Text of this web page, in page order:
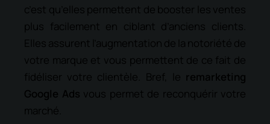
c’est qu’elles permettent de booster les ventes
plus facilement en ciblant d’anciens clients.
Elles assurent l’augmentation de la notoriété de
votre marque et vous permettent de ce fait de
fidéliser votre clientèle. Bref, le remarketing
Google Ads vous permet de reconquérir votre
marché.